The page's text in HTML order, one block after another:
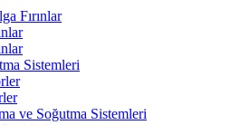
Fırınlar
Sistemleri
ve Soğutma Sistemleri